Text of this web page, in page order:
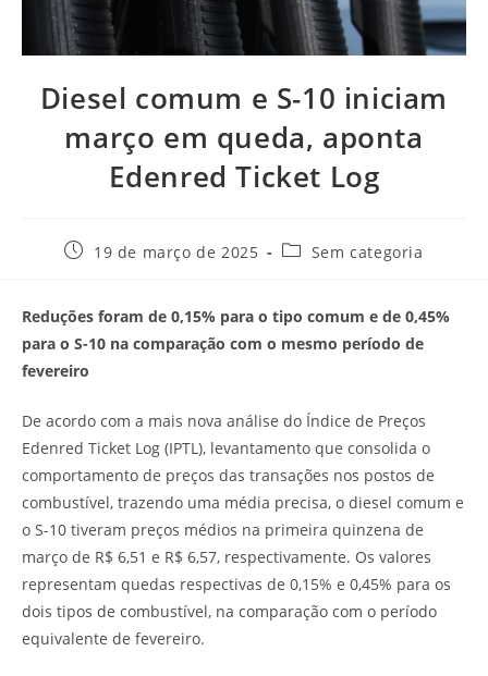
Diesel comum e S-10 iniciam
março em queda, aponta
Edenred Ticket Log
19 de março de 2025 Sem categoria
Reduções foram de 0,15% para o tipo comum e de 0,45%
para o S-10 na comparação com o mesmo período de
fevereiro
De acordo com a mais nova análise do Índice de Preços
Edenred Ticket Log (IPTL), levantamento que consolida o
comportamento de preços das transações nos postos de
combustível, trazendo uma média precisa, o diesel comum e
o S-10 tiveram preços médios na primeira quinzena de
março de R$ 6,51 e R$ 6,57, respectivamente. Os valores
representam quedas respectivas de 0,15% e 0,45% para os
dois tipos de combustível, na comparação com o período
equivalente de fevereiro.